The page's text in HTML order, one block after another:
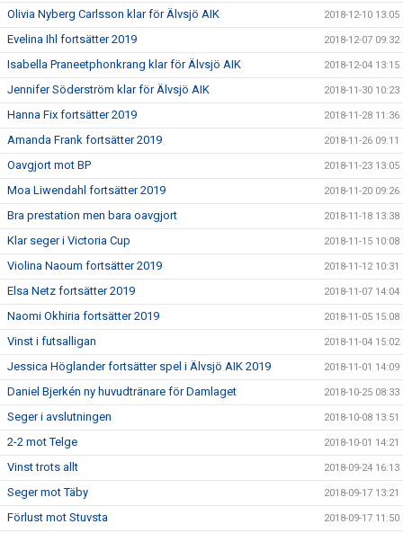
Olivia Nyberg Carlsson klar för Älvsjö AIK 2018-12-10 13:05
Evelina Ihl fortsätter 2019 2018-12-07 09:32
Isabella Praneetphonkrang klar för Älvsjö AIK 2018-12-04 13:15
Jennifer Söderström klar för Älvsjö AIK 2018-11-30 10:23
Hanna Fix fortsätter 2019 2018-11-28 11:36
Amanda Frank fortsätter 2019 2018-11-26 09:11
Oavgjort mot BP 2018-11-23 13:05
Moa Liwendahl fortsätter 2019 2018-11-20 09:26
Bra prestation men bara oavgjort 2018-11-18 13:38
Klar seger i Victoria Cup 2018-11-15 10:08
Violina Naoum fortsätter 2019 2018-11-12 10:31
Elsa Netz fortsätter 2019 2018-11-07 14:04
Naomi Okhiria fortsätter 2019 2018-11-05 15:08
Vinst i futsalligan 2018-11-04 15:02
Jessica Höglander fortsätter spel i Älvsjö AIK 2019 2018-11-01 14:09
Daniel Bjerkén ny huvudtränare för Damlaget 2018-10-25 08:33
Seger i avslutningen 2018-10-08 13:51
2-2 mot Telge 2018-10-01 14:21
Vinst trots allt 2018-09-24 16:13
Seger mot Täby 2018-09-17 13:21
Förlust mot Stuvsta 2018-09-17 11:50